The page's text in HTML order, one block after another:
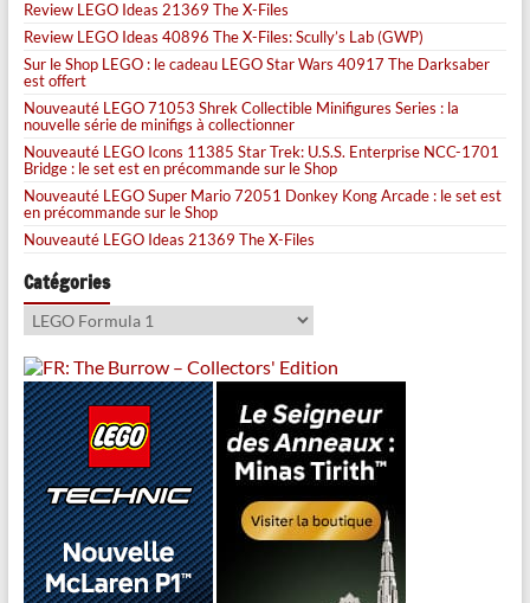
Review LEGO Ideas 21369 The X-Files
Review LEGO Ideas 40896 The X-Files: Scully’s Lab (GWP)
Sur le Shop LEGO : le cadeau LEGO Star Wars 40917 The Darksaber
est offert
Nouveauté LEGO 71053 Shrek Collectible Minifigures Series : la
nouvelle série de minifigs à collectionner
Nouveauté LEGO Icons 11385 Star Trek: U.S.S. Enterprise NCC-1701
Bridge : le set est en précommande sur le Shop
Nouveauté LEGO Super Mario 72051 Donkey Kong Arcade : le set est
en précommande sur le Shop
Nouveauté LEGO Ideas 21369 The X-Files
Catégories
Catégories